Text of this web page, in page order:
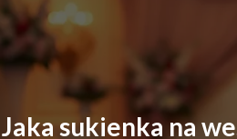
Jaka sukienka na